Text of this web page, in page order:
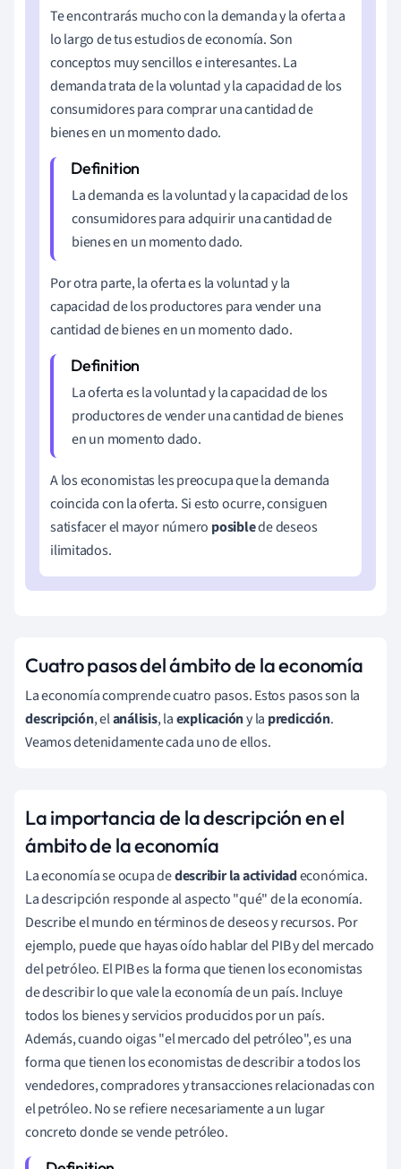
Te encontrarás mucho con la demanda y la oferta a
lo largo de tus estudios de economía. Son
conceptos muy sencillos e interesantes. La
demanda trata de la voluntad y la capacidad de los
consumidores para comprar una cantidad de
bienes en un momento dado.
La demanda es la voluntad y la capacidad de los
consumidores para adquirir una cantidad de
bienes en un momento dado.
Por otra parte, la oferta es la voluntad y la
capacidad de los productores para vender una
cantidad de bienes en un momento dado.
La oferta es la voluntad y la capacidad de los
productores de vender una cantidad de bienes
en un momento dado.
A los economistas les preocupa que la demanda
coincida con la oferta. Si esto ocurre, consiguen
satisfacer el mayor número posiblede deseos
ilimitados.
Cuatro pasos del ámbito de la economía
La economía comprende cuatro pasos. Estos pasos son la
descripción, elanálisis, laexplicacióny la predicción.
Veamos detenidamente cada uno de ellos.
La importancia de la descripción en el
ámbito de la economía
La economía se ocupa dedescribir la actividadeconómica.
La descripción responde al aspecto "qué" de la economía.
Describe el mundo en términos de deseos y recursos. Por
ejemplo, puede que hayas oído hablar del PIB y del mercado
del petróleo. El PIB es la forma que tienen los economistas
de describir lo que vale la economía de un país. Incluye
todos los bienes y servicios producidos por un país.
Además, cuando oigas "el mercado del petróleo", es una
forma que tienen los economistas de describir a todos los
vendedores, compradores y transacciones relacionadas con
el petróleo. No se refiere necesariamente a un lugar
concreto donde se vende petróleo.